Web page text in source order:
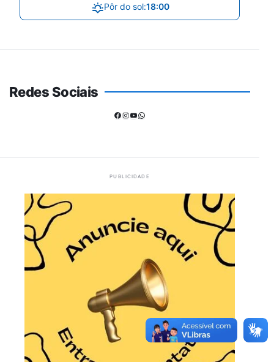
Pôr do sol:18:00
Redes Sociais
Facebook
Instagram
Youtube
WhatsApp
PUBLICIDADE